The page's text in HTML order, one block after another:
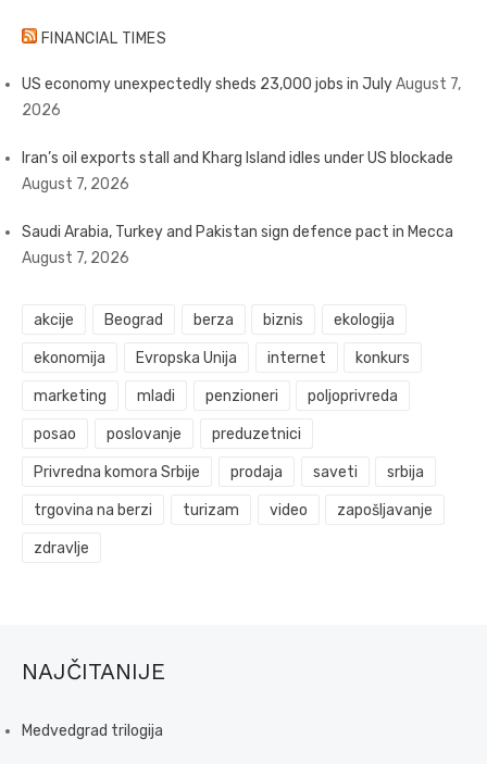
FINANCIAL TIMES
US economy unexpectedly sheds 23,000 jobs in JulyAugust 7,
2026
Iran’s oil exports stall and Kharg Island idles under US blockade
August 7, 2026
Saudi Arabia, Turkey and Pakistan sign defence pact in Mecca
August 7, 2026
akcije Beograd berza biznis ekologija
ekonomija Evropska Unija internet konkurs
marketing mladi penzioneri poljoprivreda
posao poslovanje preduzetnici
Privredna komora Srbije prodaja saveti srbija
trgovina na berzi turizam video zapošljavanje
zdravlje
NAJČITANIJE
Medvedgrad trilogija